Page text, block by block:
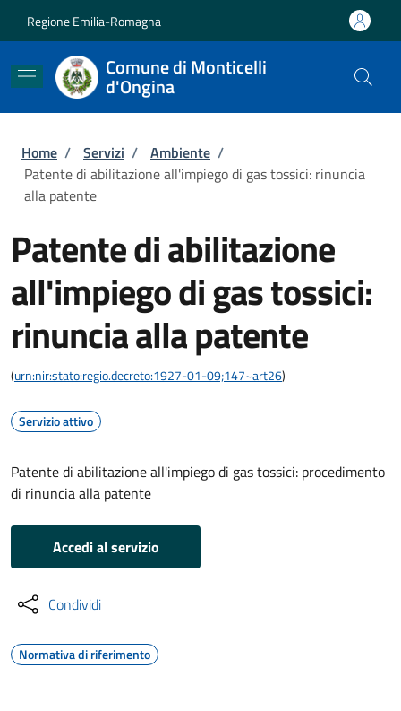
Regione Emilia-Romagna
Comune di Monticelli
d'Ongina
Briciole di pane
Home / Servizi / Ambiente /
Patente di abilitazione all'impiego di gas tossici: rinuncia
alla patente
Patente di abilitazione
all'impiego di gas tossici:
rinuncia alla patente
(urn:nir:stato:regio.decreto:1927-01-09;147~art26)
Servizio attivo
Patente di abilitazione all'impiego di gas tossici: procedimento
di rinuncia alla patente
Accedi al servizio
Condividi
Normativa di riferimento